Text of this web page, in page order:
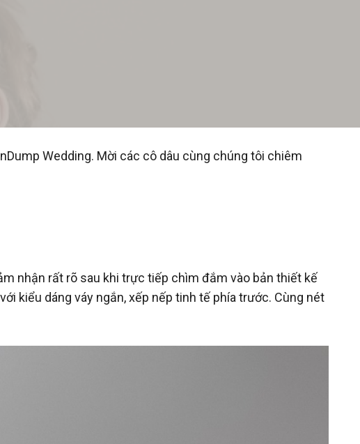
Wedding. Mời các cô dâu cùng chúng tôi chiêm
nhận rất rõ sau khi trực tiếp chìm đắm vào bản thiết kế
kiểu dáng váy ngắn, xếp nếp tinh tế phía trước. Cùng nét